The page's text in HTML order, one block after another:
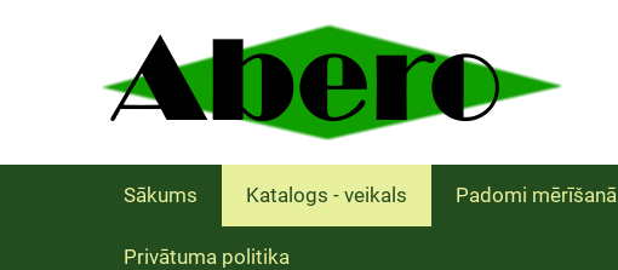
Sākums Katalogs - veikals Padomi mērīšanā
Privātuma politika